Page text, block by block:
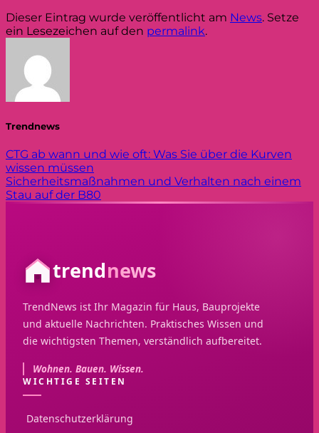
Dieser Eintrag wurde veröffentlicht am News. Setze
ein Lesezeichen auf den permalink.
Trendnews
CTG ab wann und wie oft: Was Sie über die Kurven
wissen müssen
Sicherheitsmaßnahmen und Verhalten nach einem
Stau auf der B80
trendnews
TrendNews ist Ihr Magazin für Haus, Bauprojekte
und aktuelle Nachrichten. Praktisches Wissen und
die wichtigsten Themen, verständlich aufbereitet.
Wohnen. Bauen. Wissen.
WICHTIGE SEITEN
Datenschutzerklärung